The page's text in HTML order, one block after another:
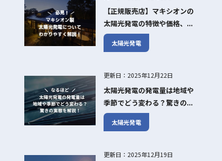
【正規販売店】マキシオンの
太陽光発電の特徴や価格、...
太陽光発電
更新日：2025年12月22日
太陽光発電の発電量は地域や
季節でどう変わる？驚きの...
太陽光発電
更新日：2025年12月19日